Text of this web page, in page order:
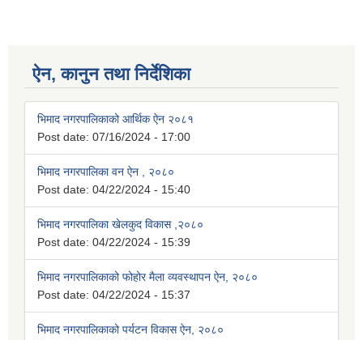
ऐन, कानुन तथा निर्देशिका
भिमाद नगरपालिकाको आर्थिक ऐन २०८१
Post date: 07/16/2024 - 17:00
भिमाद नगरपालिका वन ऐन , २०८०
Post date: 04/22/2024 - 15:40
भिमाद नगरपालिका खेलकुद विकास ,२०८०
Post date: 04/22/2024 - 15:39
भिमाद नगरपालिकाको फोहोर मैला व्यवस्थापन ऐन, २०८०
Post date: 04/22/2024 - 15:37
भिमाद नगरपालिकाको पर्यटन विकास ऐन, २०८०